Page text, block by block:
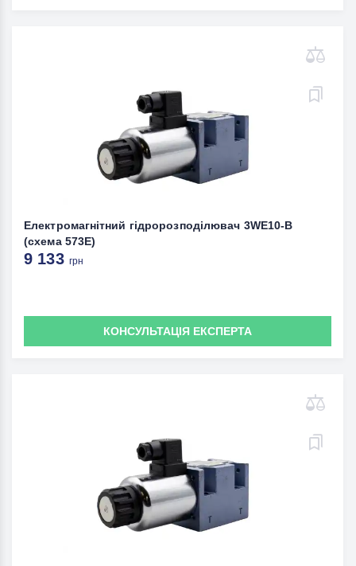
Електромагнітний гідророзподілювач 3WE10-B
(схема 573Е)
9 133 грн
КОНСУЛЬТАЦІЯ ЕКСПЕРТА